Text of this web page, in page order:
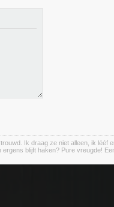
Ik draag ze niet alleen, ik lééf
blijft haken? Pure vreugde!